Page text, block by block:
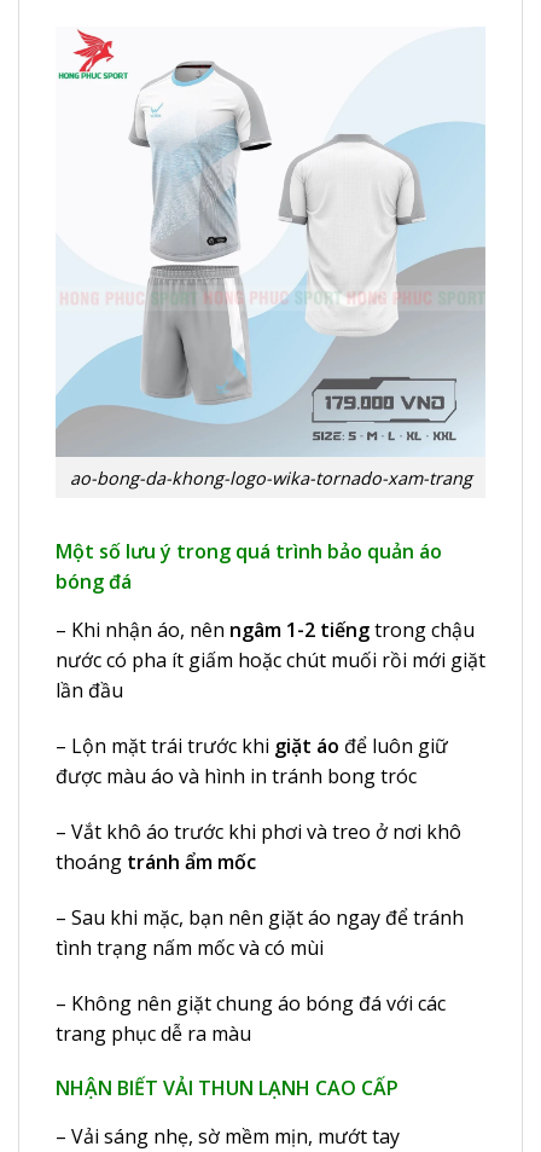
ao-bong-da-khong-logo-wika-tornado-xam-trang
Một số lưu ý trong quá trình bảo quản áo
bóng đá
– Khi nhận áo, nên ngâm 1-2 tiếngtrong chậu
nước có pha ít giấm hoặc chút muối rồi mới giặt
lần đầu
– Lộn mặt trái trước khi giặt áo để luôn giữ
được màu áo và hình in tránh bong tróc
– Vắt khô áo trước khi phơi và treo ở nơi khô
thoáng tránh ẩm mốc
– Sau khi mặc, bạn nên giặt áo ngay để tránh
tình trạng nấm mốc và có mùi
– Không nên giặt chung áo bóng đá với các
trang phục dễ ra màu
NHẬN BIẾT VẢI THUN LẠNH CAO CẤP
– Vải sáng nhẹ, sờ mềm mịn, mướt tay